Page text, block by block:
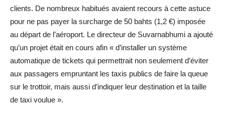
clients. De nombreux habitués avaient recours à cette astuce
pour ne pas payer la surcharge de 50 bahts (1,2 €) imposée
au départ de l’aéroport. Le directeur de Suvarnabhumi a ajouté
qu’un projet était en cours afin « d’installer un système
automatique de tickets qui permettrait non seulement d’éviter
aux passagers empruntant les taxis publics de faire la queue
sur le trottoir, mais aussi d’indiquer leur destination et la taille
de taxi voulue ».